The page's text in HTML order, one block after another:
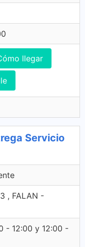
llegar
Servicio
, FALAN -
- 12:00 y 12:00 -